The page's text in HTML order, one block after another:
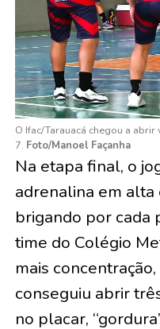
O Ifac/Tarauacá chegou a
7. Foto/Manoel Façanha
Na etapa final, o
adrenalina em alta
brigando por cada
time do Colégio
mais
conseguiu abrir
no placar,